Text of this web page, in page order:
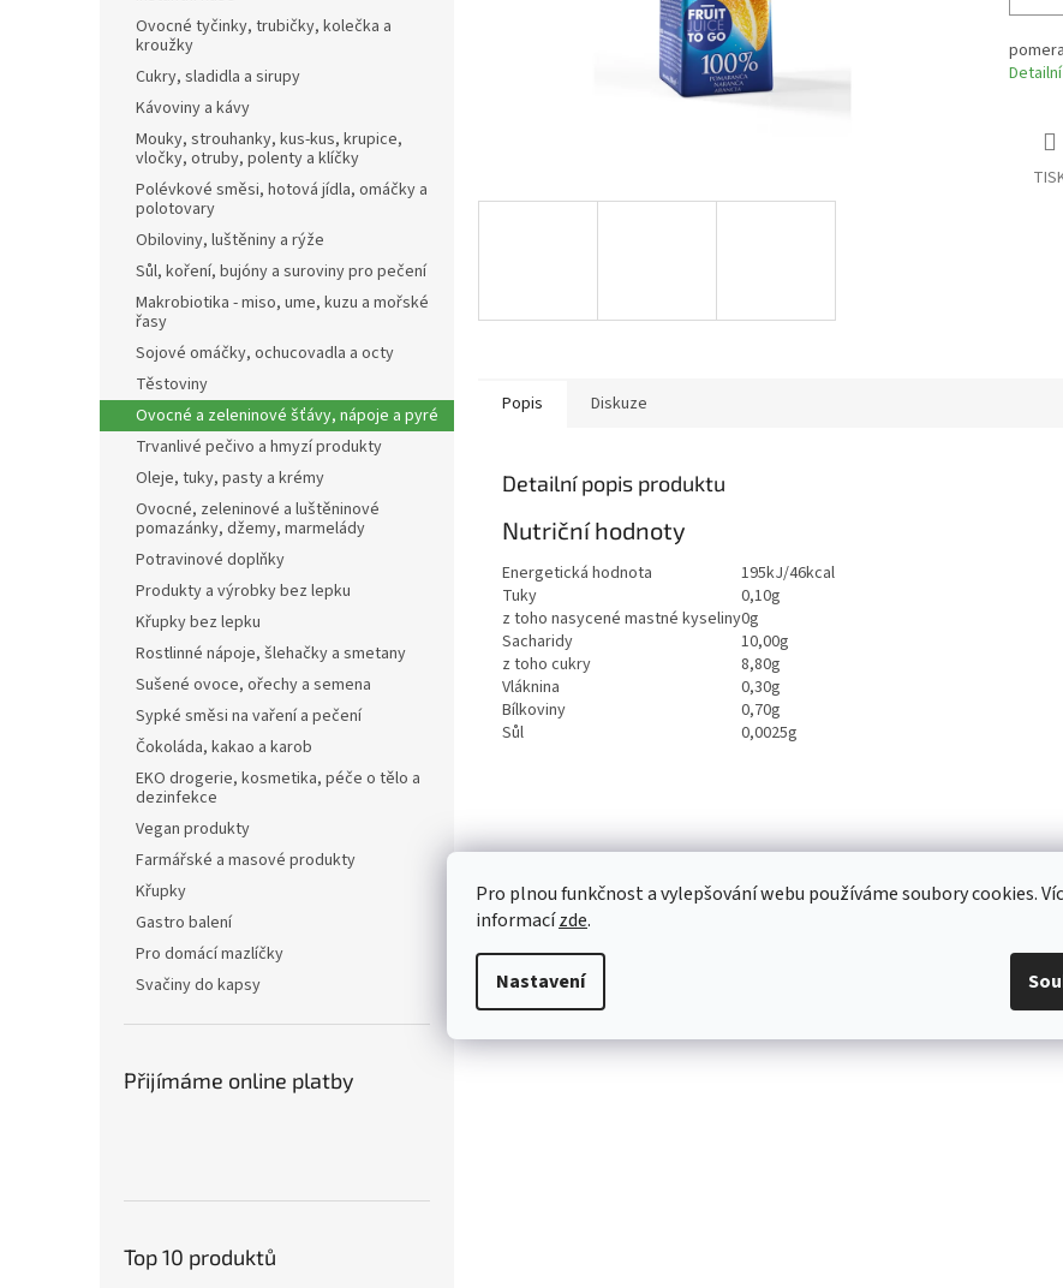
Pro plnou funkčnost a vylepšování webu používáme soubory cookies.
informacízde.
Nastavení
Ovocné tyčinky, trubičky, kolečka a
kroužky
Cukry, sladidla a sirupy
Kávoviny a kávy
Mouky, strouhanky, kus-kus, krupice,
vločky, otruby, polenty a klíčky
Polévkové směsi, hotová jídla, omáčky a
polotovary
Obiloviny, luštěniny a rýže
Sůl, koření, bujóny a suroviny pro pečení
Makrobiotika - miso, ume, kuzu a mořské
řasy
Sojové omáčky, ochucovadla a octy
Těstoviny
Ovocné a zeleninové šťávy, nápoje a pyré
Trvanlivé pečivo a hmyzí produkty
Oleje, tuky, pasty a krémy
Ovocné, zeleninové a luštěninové
pomazánky, džemy, marmelády
Potravinové doplňky
Produkty a výrobky bez lepku
Křupky bez lepku
Rostlinné nápoje, šlehačky a smetany
Sušené ovoce, ořechy a semena
Sypké směsi na vaření a pečení
Čokoláda, kakao a karob
EKO drogerie, kosmetika, péče o tělo a
dezinfekce
Vegan produkty
Farmářské a masové produkty
Křupky
Gastro balení
Pro domácí mazlíčky
Svačiny do kapsy
Přijímáme online platby
Top 10 produktů
Popis Diskuze
Detailní popis produktu
Nutriční hodnoty
Energetická hodnota
195kJ/46kcal
Tuky
0,10g
z toho nasycené mastné kyseliny0g
Sacharidy
10,00g
z toho cukry
8,80g
Vláknina
0,30g
Bílkoviny
0,70g
Sůl
0,0025g